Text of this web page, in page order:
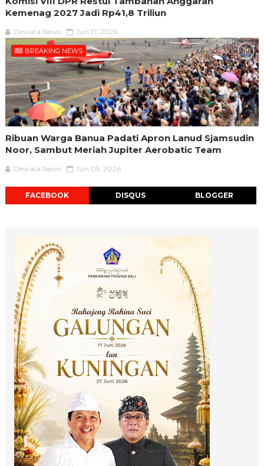
Kemenag 2027 Jadi Rp41,8 Triliun
Dewata News Jun 17, 2026
BREAKING NEWS
Ribuan Warga Banua Padati Apron Lanud Sjamsudin
Noor, Sambut Meriah Jupiter Aerobatic Team
Dewata News Jun 05, 2026
FACEBOOK DISQUS BLOGGER